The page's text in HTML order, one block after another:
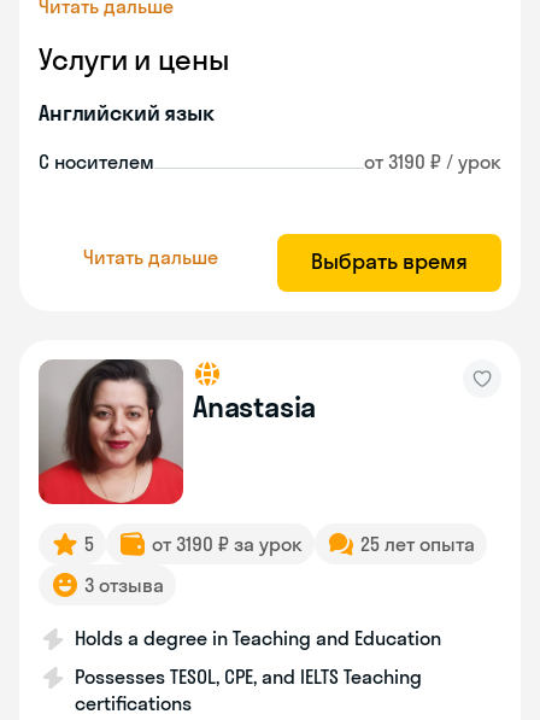
Читать дальше
Услуги и цены
Английский язык
С носителем от 3190 ₽ / урок
Читать дальше Выбрать время
Anastasia
5 от 3190 ₽ за урок
25 лет опыта
3 отзыва
Holds a degree in Teaching and Education
Possesses TESOL, CPE, and IELTS Teaching
certifications